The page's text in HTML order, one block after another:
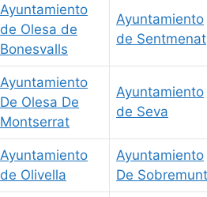
Ayuntamiento
de Olesa de
Bonesvalls
Ayuntamiento
de Sentmenat
Ayuntamiento
De Olesa De
Montserrat
Ayuntamiento
de Seva
Ayuntamiento
de Olivella
Ayuntamiento
De Sobremunt